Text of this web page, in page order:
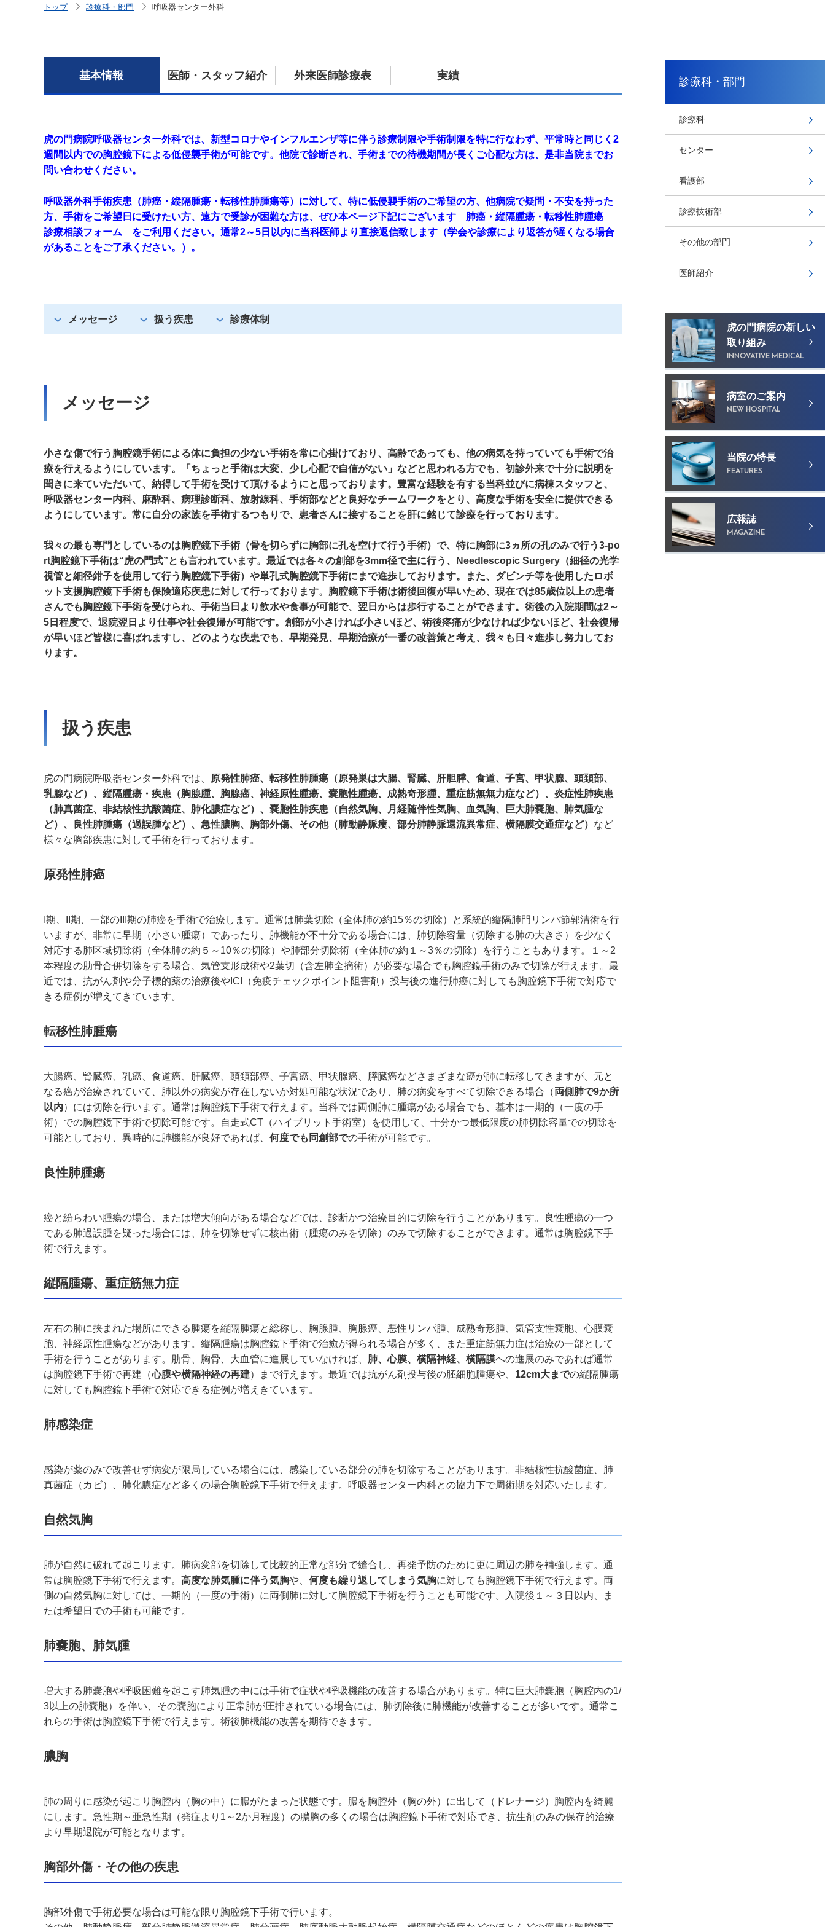
基本情報 医師・スタッフ紹介 外来医師診療表 実績
虎の門病院呼吸器センター外科では、新型コロナやインフルエンザ等に伴う診療制限や手術制限を特に行なわず、平常時と同じく2
週間以内での胸腔鏡下による低侵襲手術が可能です。他院で診断され、手術までの待機期間が長くご心配な方は、是非当院までお
問い合わせください。
呼吸器外科手術疾患（肺癌・縦隔腫瘍・転移性肺腫瘍等）に対して、特に低侵襲手術のご希望の方、他病院で疑問・不安を持った
方、手術をご希望日に受けたい方、遠方で受診が困難な方は、ぜひ本ページ下記にございます 肺癌・縦隔腫瘍・転移性肺腫瘍
診療相談フォーム をご利用ください。通常2～5日以内に当科医師より直接返信致します（学会や診療により返答が遅くなる場合
があることをご了承ください。）。
メッセージ 扱う疾患 診療体制
メッセージ
小さな傷で行う胸腔鏡手術による体に負担の少ない手術を常に心掛けており、高齢であっても、他の病気を持っていても手術で治
療を行えるようにしています。「ちょっと手術は大変、少し心配で自信がない」などと思われる方でも、初診外来で十分に説明を
聞きに来ていただいて、納得して手術を受けて頂けるようにと思っております。豊富な経験を有する当科並びに病棟スタッフと、
呼吸器センター内科、麻酔科、病理診断科、放射線科、手術部などと良好なチームワークをとり、高度な手術を安全に提供できる
ようにしています。常に自分の家族を手術するつもりで、患者さんに接することを肝に銘じて診療を行っております。
我々の最も専門としているのは胸腔鏡下手術（骨を切らずに胸部に孔を空けて行う手術）で、特に胸部に3ヵ所の孔のみで行う3-po
rt胸腔鏡下手術は“虎の門式”とも言われています。最近では各々の創部を3mm径で主に行う、Needlescopic Surgery（細径の光学
視管と細径鉗子を使用して行う胸腔鏡下手術）や単孔式胸腔鏡下手術にまで進歩しております。また、ダビンチ等を使用したロボ
ット支援胸腔鏡下手術も保険適応疾患に対して行っております。胸腔鏡下手術は術後回復が早いため、現在では85歳位以上の患者
さんでも胸腔鏡下手術を受けられ、手術当日より飲水や食事が可能で、翌日からは歩行することができます。術後の入院期間は2～
5日程度で、退院翌日より仕事や社会復帰が可能です。創部が小さければ小さいほど、術後疼痛が少なければ少ないほど、社会復帰
が早いほど皆様に喜ばれますし、どのような疾患でも、早期発見、早期治療が一番の改善策と考え、我々も日々進歩し努力してお
ります。
扱う疾患
虎の門病院呼吸器センター外科では、
原発性肺癌、転移性肺腫瘍（原発巣は大腸、腎臓、肝胆膵、食道、子宮、甲状腺、頭頚部、
乳腺など）、縦隔腫瘍・疾患（胸腺腫、胸腺癌、神経原性腫瘍、嚢胞性腫瘍、成熟奇形腫、重症筋無無力症など）、炎症性肺疾患
（肺真菌症、非結核性抗酸菌症、肺化膿症など）、嚢胞性肺疾患（自然気胸、月経随伴性気胸、血気胸、巨大肺嚢胞、肺気腫な
ど）、良性肺腫瘍（過誤腫など）、急性膿胸、胸部外傷、その他（肺動静脈瘻、部分肺静脈還流異常症、横隔膜交通症など） など
様々な胸部疾患に対して手術を行っております。
原発性肺癌
I期、 II期、一部の III期の肺癌を手術で治療します。通常は肺葉切除（全体肺の約15％の切除）と系統的縦隔肺門リンパ節郭清術を行
いますが、非常に早期（小さい腫瘍）であったり、肺機能が不十分である場合には、肺切除容量（切除する肺の大きさ）を少なく
対応する肺区域切除術（全体肺の約５～ 10％の切除）や肺部分切除術（全体肺の約１～3％の切除）を行うこともあります。１～ 2
本程度の肋骨合併切除をする場合、気管支形成術や2葉切（含左肺全摘術）が必要な場合でも胸腔鏡手術のみで切除が行えます。最
近では、抗がん剤や分子標的薬の治療後や ICI
（免疫チェックポイント阻害剤）投与後の進行肺癌に対しても胸腔鏡下手術で対応で
きる症例が増えてきています。
転移性肺腫瘍
大腸癌、腎臓癌、乳癌、食道癌、肝臓癌、頭頚部癌、子宮癌、甲状腺癌、膵臓癌などさまざまな癌が肺に転移してきますが、元と
なる癌が治療されていて、肺以外の病変が存在しないか対処可能な状況であり、肺の病変をすべて切除できる場合（両側肺で9か所
以内）には切除を行います。通常は胸腔鏡下手術で行えます。当科では両側肺に腫瘍がある場合でも、基本は一期的（一度の手
術）での胸腔鏡下手術で切除可能です。自走式CT （ハイブリット手術室）を使用して、十分かつ最低限度の肺切除容量での切除を
可能としており、異時的に肺機能が良好であれば、何度でも同創部での手術が可能です。
良性肺腫瘍
癌と紛らわい腫瘍の場合、または増大傾向がある場合などでは、診断かつ治療目的に切除を行うことがあります。良性腫瘍の一つ
である肺過誤腫を疑った場合には、肺を切除せずに核出術（腫瘍のみを切除）のみで切除することができます。通常は胸腔鏡下手
術で行えます。
縦隔腫瘍、重症筋無力症
左右の肺に挟まれた場所にできる腫瘍を縦隔腫瘍と総称し、胸腺腫、胸腺癌、悪性リンパ腫、成熟奇形腫、気管支性嚢胞、心膜嚢
胞、神経原性腫瘍などがあります。縦隔腫瘍は胸腔鏡下手術で治癒が得られる場合が多く、また重症筋無力症は治療の一部として
手術を行うことがあります。肋骨、胸骨、大血管に進展していなければ、 肺、心膜、横隔神経、横隔膜への進展のみであれば通常
は胸腔鏡下手術で再建（心膜や横隔神経の再建）まで行えます。最近では抗がん剤投与後の胚細胞腫瘍や、 12cm大までの縦隔腫瘍
に対しても胸腔鏡下手術で対応できる症例が増えきています。
肺感染症
感染が薬のみで改善せず病変が限局している場合には、感染している部分の肺を切除することがあります。非結核性抗酸菌症、肺
真菌症（カビ）、肺化膿症など多くの場合胸腔鏡下手術で行えます。呼吸器センター内科との協力下で周術期を対応いたします。
自然気胸
肺が自然に破れて起こります。肺病変部を切除して比較的正常な部分で縫合し、再発予防のために更に周辺の肺を補強します。通
常は胸腔鏡下手術で行えます。高度な肺気腫に伴う気胸や、何度も繰り返してしまう気胸に対しても胸腔鏡下手術で行えます。両
側の自然気胸に対しては、一期的（一度の手術）に両側肺に対して胸腔鏡下手術を行うことも可能です。入院後１～３日以内、ま
たは希望日での手術も可能です。
肺嚢胞、肺気腫
増大する肺嚢胞や呼吸困難を起こす肺気腫の中には手術で症状や呼吸機能の改善する場合があります。特に巨大肺嚢胞（胸腔内の1/
3以上の肺嚢胞）を伴い、その嚢胞により正常肺が圧排されている場合には、肺切除後に肺機能が改善することが多いです。通常こ
れらの手術は胸腔鏡下手術で行えます。術後肺機能の改善を期待できます。
膿胸
肺の周りに感染が起こり胸腔内（胸の中）に膿がたまった状態です。膿を胸腔外（胸の外）に出して（ドレナージ）胸腔内を綺麗
にします。急性期～亜急性期（発症より 1 ～ 2か月程度）の膿胸の多くの場合は胸腔鏡下手術で対応でき、抗生剤のみの保存的治療
より早期退院が可能となります。
胸部外傷・その他の疾患
胸部外傷で手術必要な場合は可能な限り胸腔鏡下手術で行います。
トップ 診療科・部門 呼吸器センター外科
診療科・部門
診療科
センター
看護部
診療技術部
その他の部門
医師紹介
虎の門病院の新しい
取り組み
INNOVATIVE MEDICAL
病室のご案内
NEW HOSPITAL
当院の特長
FEATURES
広報誌
MAGAZINE